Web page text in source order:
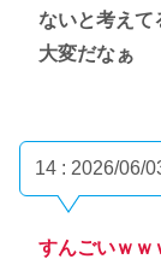
ないと考えて
大変だなぁ
14 : 2026/06/
すんごいｗｗ